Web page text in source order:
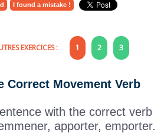
I found a mistake !
EXERCICES : 1 2 3
Correct Movement Verb
with the correct verb
apporter, emporter.